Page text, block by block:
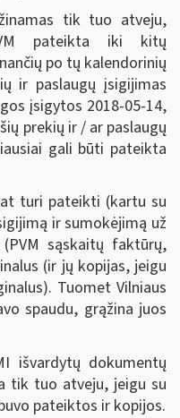
tik tuo atveju,
pateikta iki kitų
po tų kalendorinių
ir paslaugų įsigijimas
įsigytos 2018-05-14,
prekių ir / ar paslaugų
gali būti pateikta
turi pateikti (kartu su
ir sumokėjimą už
sąskaitų faktūrų,
(ir jų kopijas, jeigu
Tuomet Vilniaus
spaudu, grąžina juos
išvardytų dokumentų
tik tuo atveju, jeigu su
pateiktos ir kopijos.